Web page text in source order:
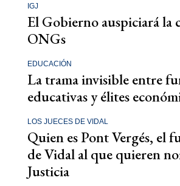
IGJ
El Gobierno auspiciará la
ONGs
EDUCACIÓN
La trama invisible entre
educativas y élites
LOS JUECES DE VIDAL
Quien es Pont Vergés, el
de Vidal al que quieren
Justicia